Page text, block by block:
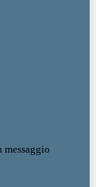
messaggio